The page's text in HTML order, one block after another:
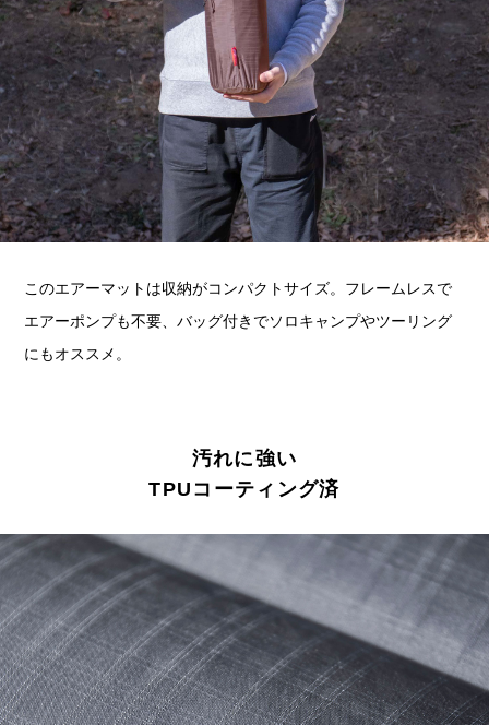
このエアーマットは収納がコンパクトサイズ。フレームレスで
エアーポンプも不要、バッグ付きでソロキャンプやツーリング
にもオススメ。
汚れに強い
TPUコーティング済